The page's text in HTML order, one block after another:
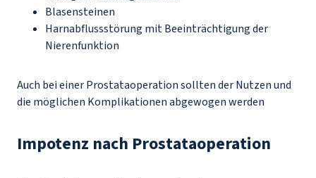
Blasensteinen
Harnabflussstörung mit Beeinträchtigung der
Nierenfunktion
Auch bei einer Prostataoperation sollten der Nutzen und
die möglichen Komplikationen abgewogen werden
Impotenz nach Prostataoperation